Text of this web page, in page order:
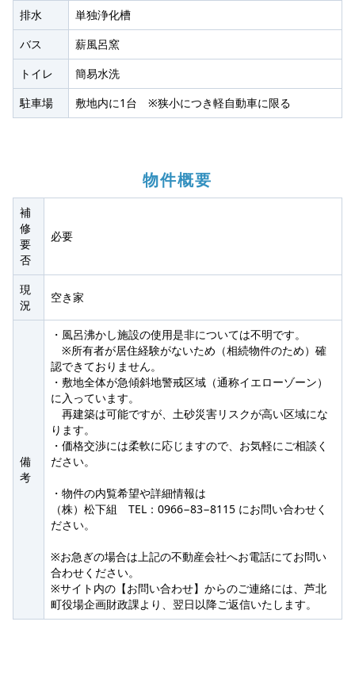
排水
単独浄化槽
バス
薪風呂窯
トイレ
簡易水洗
駐車場
敷地内に1台 ※狭小につき軽自動車に限る
物件概要
補
修
要
否
必要
現
況
空き家
備
考
・風呂沸かし施設の使用是非については不明です。
※所有者が居住経験がないため（相続物件のため）確
認できておりません。
・敷地全体が急傾斜地警戒区域（通称イエローゾーン）
に入っています。
再建築は可能ですが、土砂災害リスクが高い区域にな
ります。
・価格交渉には柔軟に応じますので、お気軽にご相談く
ださい。
・物件の内覧希望や詳細情報は
（株）松下組 TEL：0966−83−8115 にお問い合わせく
ださい。
※お急ぎの場合は上記の不動産会社へお電話にてお問い
合わせください。
※サイト内の【お問い合わせ】からのご連絡には、芦北
町役場企画財政課より、翌日以降ご返信いたします。